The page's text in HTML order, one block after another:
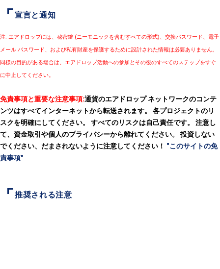
宣言と通知
注: エアドロップには、秘密鍵 (ニーモニックを含むすべての形式)、交換パスワード、電子
メール パスワード、および私有財産を保護するために設計された情報は必要ありません。
同様の目的がある場合は、エアドロップ活動への参加とその後のすべてのステップをすぐ
に中止してください。
免責事項と重要な注意事項:通貨のエアドロップ ネットワークのコンテ
ンツはすべてインターネットから転送されます。 各プロジェクトのリ
スクを明確にしてください。 すべてのリスクは自己責任です。 注意し
て、資金取引や個人のプライバシーから離れてください。 投資しない
でください、だまされないように注意してください！ "このサイトの免
責事項"
推奨される注意